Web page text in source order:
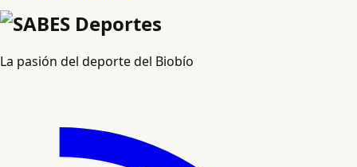
La pasión del deporte del Biobío